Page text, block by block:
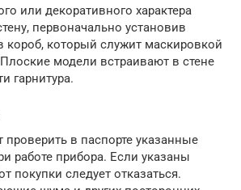
или декоративного характера
первоначально установив
короб, который служит маскировкой
модели встраивают в стене
гарнитура.
проверить в паспорте указанные
работе прибора. Если указаны
покупки следует отказаться.